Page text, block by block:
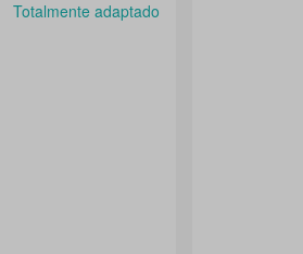
Totalmente adaptado